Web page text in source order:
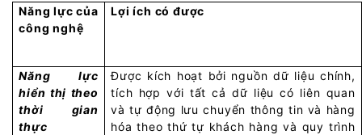
Năng lực của
công nghệ
Lợi ích có được
Năng lực
hiển thị theo
thời gian
thực
Được kích hoạt bởi nguồn dữ liệu chính,
tích hợp với tất cả dữ liệu có liên quan
và tự động lưu chuyển thông tin và hàng
hóa theo thứ tự khách hàng và quy trình